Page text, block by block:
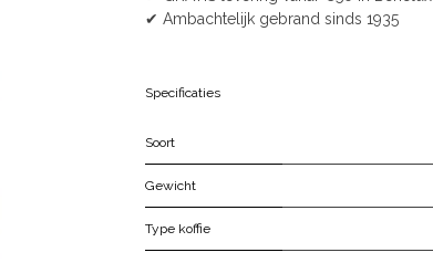
✔ Ambachtelijk gebrand sinds 1935
Specificaties
Soort
Gewicht
Type koffie